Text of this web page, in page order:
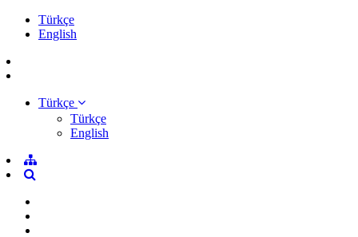
Türkçe
English
Türkçe
Türkçe
English